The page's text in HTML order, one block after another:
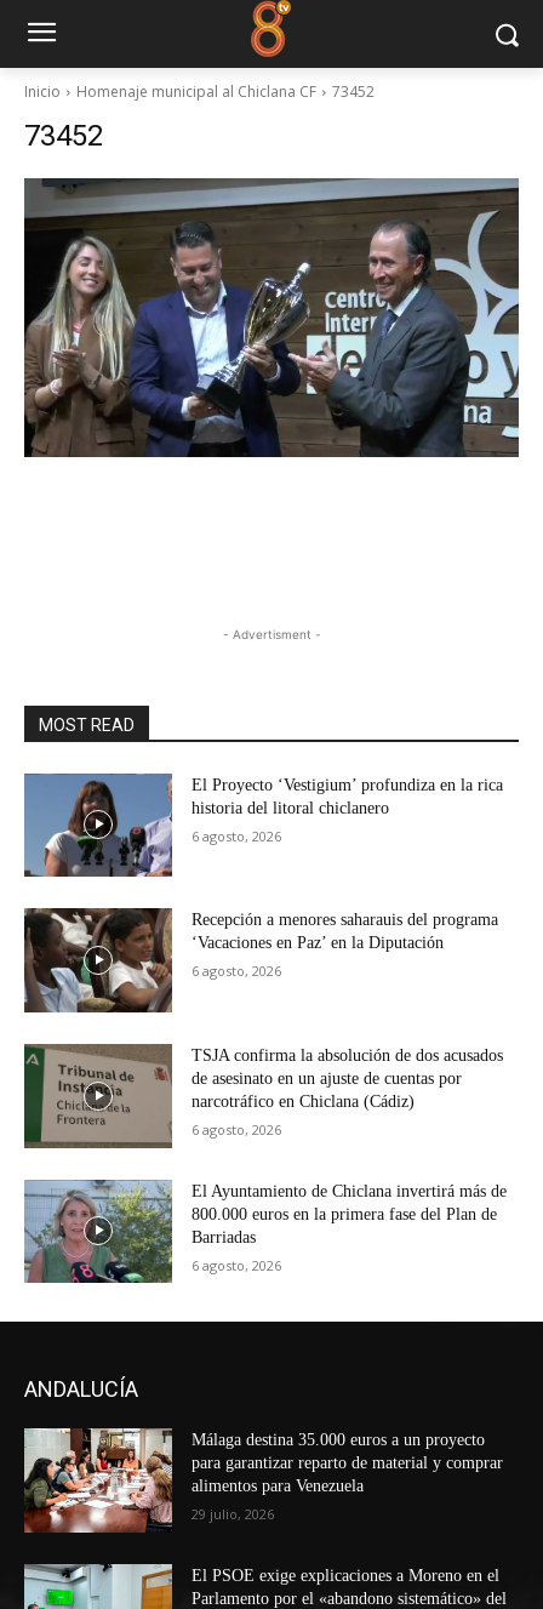
Inicio Homenaje municipal al Chiclana CF 73452
73452
- Advertisment -
MOST READ
El Proyecto ‘Vestigium’ profundiza en la rica
historia del litoral chiclanero
6 agosto, 2026
Recepción a menores saharauis del programa
‘Vacaciones en Paz’ en la Diputación
6 agosto, 2026
TSJA confirma la absolución de dos acusados
de asesinato en un ajuste de cuentas por
narcotráfico en Chiclana (Cádiz)
6 agosto, 2026
El Ayuntamiento de Chiclana invertirá más de
800.000 euros en la primera fase del Plan de
Barriadas
6 agosto, 2026
ANDALUCÍA
Málaga destina 35.000 euros a un proyecto
para garantizar reparto de material y comprar
alimentos para Venezuela
29 julio, 2026
El PSOE exige explicaciones a Moreno en el
Parlamento por el «abandono sistemático» del